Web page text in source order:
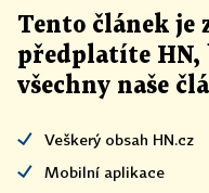
Tento článek je
předplatíte HN,
všechny naše
Veškerý obsah HN.cz
Mobilní aplikace